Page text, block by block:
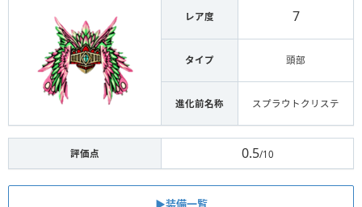
レア度 7
タイプ 頭部
進化前名称 スプラウトクリステ
評価点 0.5/10
▶︎装備一覧